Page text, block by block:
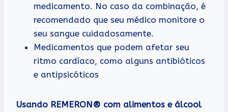
medicamento. No caso da combinação, é
recomendado que seu médico monitore o
seu sangue cuidadosamente.
Medicamentos que podem afetar seu
ritmo cardíaco, como alguns antibióticos
e antipsicóticos
Usando REMERON® com alimentos e álcool